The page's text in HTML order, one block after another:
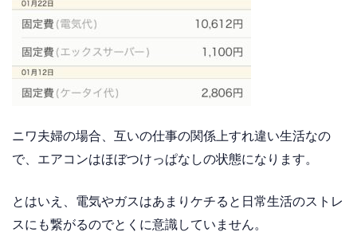
ニワ夫婦の場合、互いの仕事の関係上すれ違い生活なの
で、エアコンはほぼつけっぱなしの状態になります。
とはいえ、電気やガスはあまりケチると日常生活のストレ
スにも繋がるのでとくに意識していません。